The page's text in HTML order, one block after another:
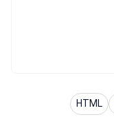
HTML